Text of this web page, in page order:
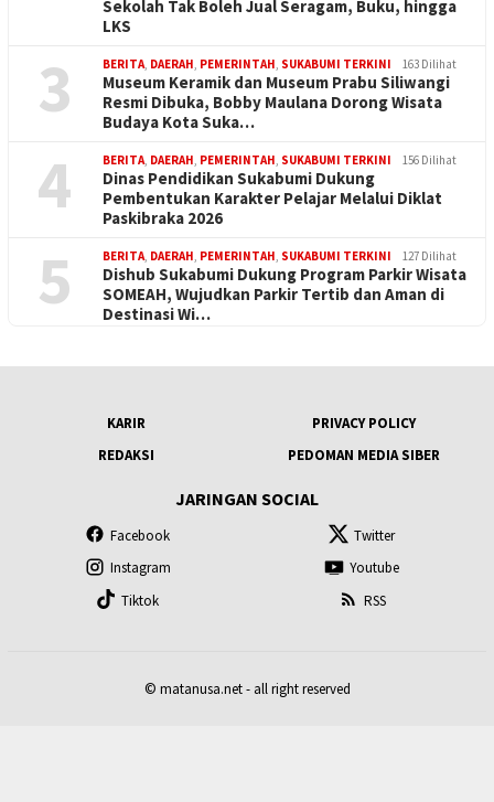
Sekolah Tak Boleh Jual Seragam, Buku, hingga
LKS
3 BERITA, DAERAH, PEMERINTAH, SUKABUMI TERKINI 163 Dilihat
Museum Keramik dan Museum Prabu Siliwangi
Resmi Dibuka, Bobby Maulana Dorong Wisata
Budaya Kota Suka…
4 BERITA, DAERAH, PEMERINTAH, SUKABUMI TERKINI 156 Dilihat
Dinas Pendidikan Sukabumi Dukung
Pembentukan Karakter Pelajar Melalui Diklat
Paskibraka 2026
5 BERITA, DAERAH, PEMERINTAH, SUKABUMI TERKINI 127 Dilihat
Dishub Sukabumi Dukung Program Parkir Wisata
SOMEAH, Wujudkan Parkir Tertib dan Aman di
Destinasi Wi…
KARIR
PRIVACY POLICY
REDAKSI
PEDOMAN MEDIA SIBER
JARINGAN SOCIAL
Facebook
Twitter
Instagram
Youtube
Tiktok
RSS
© matanusa.net - all right reserved